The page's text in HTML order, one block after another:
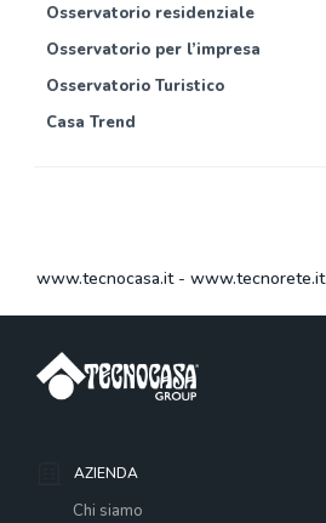
Osservatorio residenziale
Osservatorio per l’impresa
Osservatorio Turistico
Casa Trend
www.tecnocasa.it- www.tecnorete.it
AZIENDA
Chi siamo